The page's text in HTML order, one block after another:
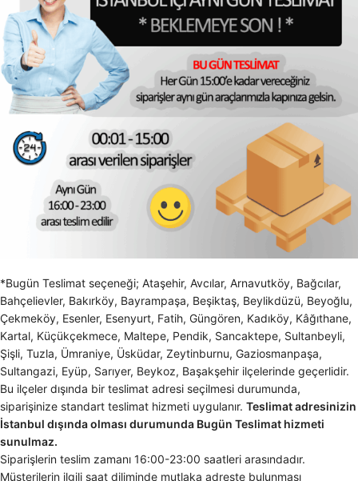
*Bugün Teslimat seçeneği; Ataşehir, Avcılar, Arnavutköy, Bağcılar,
Bahçelievler, Bakırköy, Bayrampaşa, Beşiktaş, Beylikdüzü, Beyoğlu,
Çekmeköy, Esenler, Esenyurt, Fatih, Güngören, Kadıköy, Kâğıthane,
Kartal, Küçükçekmece, Maltepe, Pendik, Sancaktepe, Sultanbeyli,
Şişli, Tuzla, Ümraniye, Üsküdar, Zeytinburnu, Gaziosmanpaşa,
Sultangazi, Eyüp, Sarıyer, Beykoz, Başakşehir ilçelerinde geçerlidir.
Bu ilçeler dışında bir teslimat adresi seçilmesi durumunda,
siparişinize standart teslimat hizmeti uygulanır. Teslimat adresinizin
İstanbul dışında olması durumunda Bugün Teslimat hizmeti
sunulmaz.
Siparişlerin teslim zamanı 16:00-23:00 saatleri arasındadır.
Müşterilerin ilgili saat diliminde mutlaka adreste bulunması